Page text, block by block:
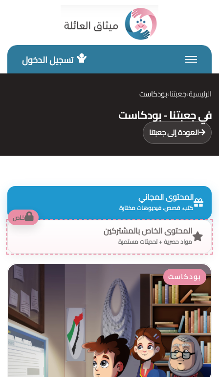
تسجيل الدخول
الرئيسيةجعبتنا بودكاست
في جعبتنا - بودكاست
العودة إلى جعبتنا
المحتوى المجاني
كتب، قصص، فيديوهات مختارة
المحتوى الخاص بالمشتركين
مواد حصرية + تحديثات مستمرة
خاص
بودكاست